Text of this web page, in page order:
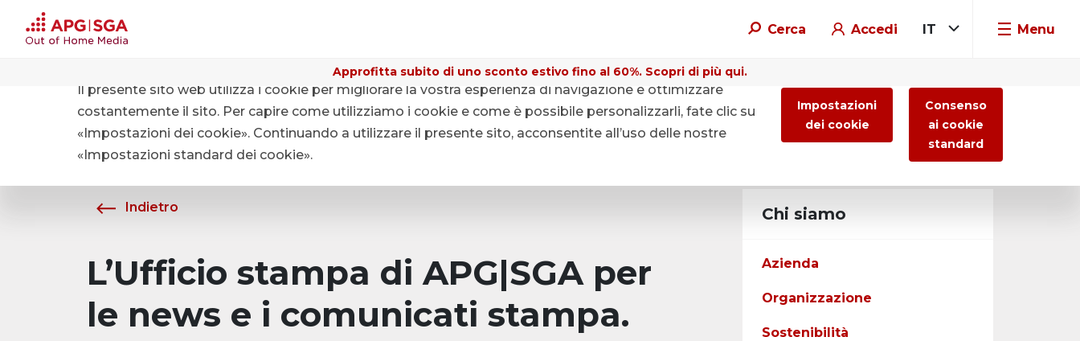
Cerca Accedi IT Menu
Approfitta subito di uno sconto estivo fino al 60%. Scopri di più qui.
Chi siamo Media
Indietro
L’Ufficio stampa di APG|SGA per
le news e i comunicati stampa.
Chi siamo
Azienda
Organizzazione
Sostenibilità
Il presente sito web utilizza i cookie per migliorare la vostra esperienza di navigazione e ottimizzare
costantemente il sito. Per capire come utilizziamo i cookie e come è possibile personalizzarli, fate clic su
«Impostazioni dei cookie». Continuando a utilizzare il presente sito, acconsentite all’uso delle nostre
«Impostazioni standard dei cookie».
Impostazioni
dei cookie
Consenso
ai cookie
standard